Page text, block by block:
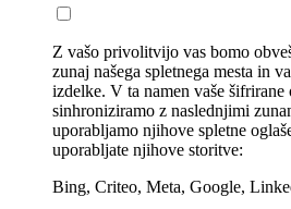
Z vašo privolitvijo vas bomo
zunaj našega spletnega mesta in
izdelke. V ta namen vaše šifrirane
sinhroniziramo z naslednjimi
uporabljamo njihove spletne
uporabljate njihove storitve:
Bing, Criteo, Meta, Google,